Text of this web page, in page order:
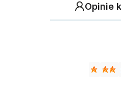
Opinie